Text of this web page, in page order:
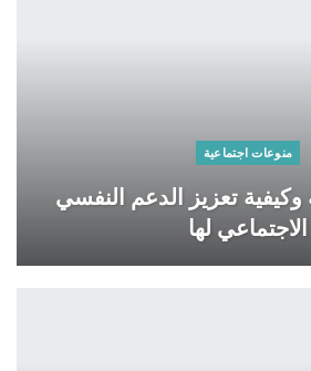
منوعات اجتماعية
وكيفية تعزيز الدعم النفسي
الاجتماعي لها